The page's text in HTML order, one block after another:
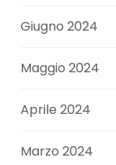
Giugno 2024
Maggio 2024
Aprile 2024
Marzo 2024